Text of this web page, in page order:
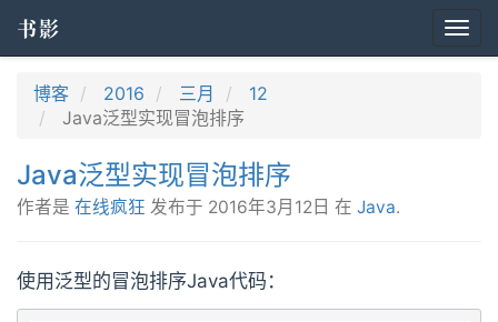
书影
博客 2016 三月
12
Java泛型实现冒泡排序
Java泛型实现冒泡排序
作者是 在线疯狂 发布于 2016年3月12日 在 Java.
使用泛型的冒泡排序Java代码：